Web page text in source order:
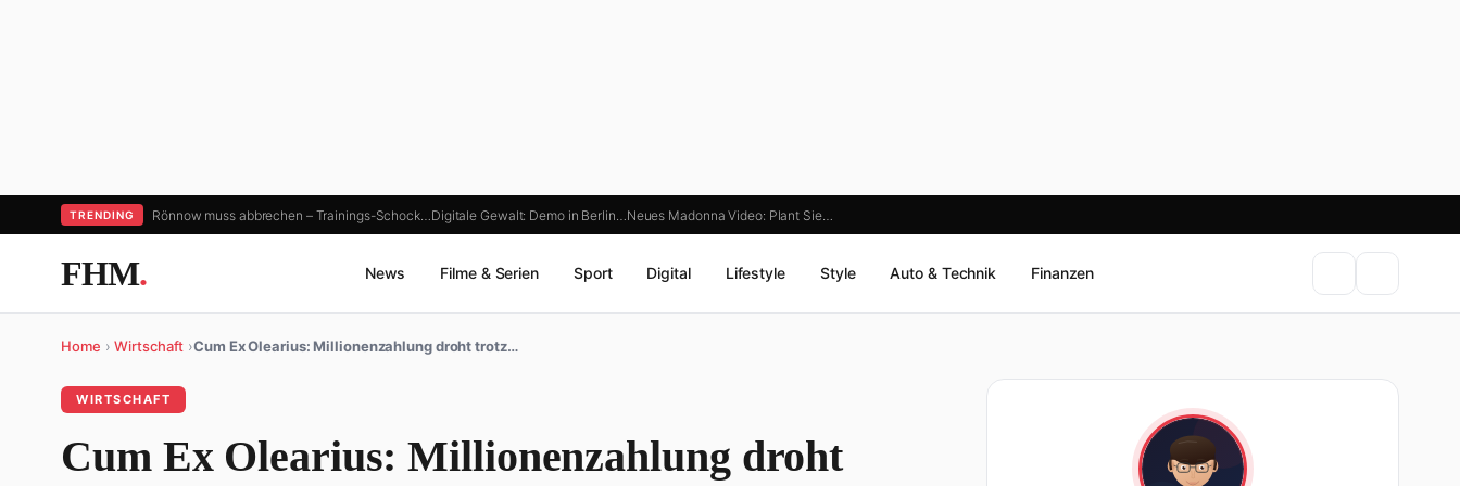
TRENDING Rönnow muss abbrechen – Trainings-Schock… Digitale Gewalt: Demo in Berlin… Neues Madonna Video: Plant Sie…
FHM. News Filme & Serien Sport Digital Lifestyle Style Auto & Technik Finanzen
Home › Wirtschaft ›Cum Ex Olearius: Millionenzahlung droht trotz…
WIRTSCHAFT
Cum Ex Olearius: Millionenzahlung droht